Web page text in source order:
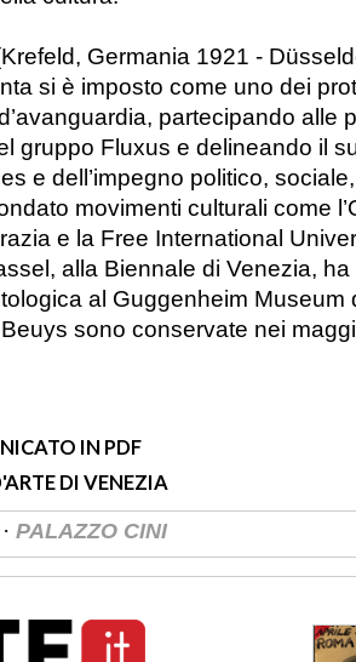
Germania 1921 -
si è imposto come uno dei
partecipando alle
gruppo Fluxus e delineando il
e dell’impegno politico,
movimenti culturali come
e la Free International
alla Biennale di Venezia, ha
al Guggenheim Museum
sono conservate nei
IN PDF
DI VENEZIA
· PALAZZO CINI